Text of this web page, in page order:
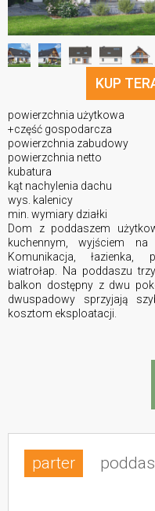
KUP
powierzchnia użytkowa
+część gospodarcza
powierzchnia zabudowy
powierzchnia netto
kubatura
kąt nachylenia dachu
wys. kalenicy
min. wymiary działki
Dom z poddaszem
kuchennym, wyjściem
Komunikacja, łazienka,
wiatrołap. Na poddaszu
balkon dostępny z dwu
dwuspadowy sprzyjają
kosztom eksploatacji.
parter